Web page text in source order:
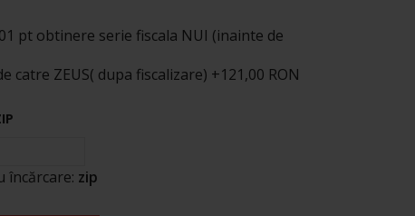
pt obtinere serie fiscala NUI (inainte de
catre ZEUS( dupa fiscalizare) +121,00 RON
încărcare: zip